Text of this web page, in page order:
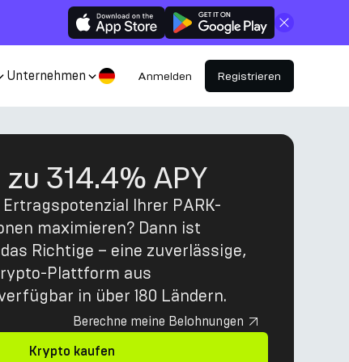
Schließen
Unternehmen Anmelden Registrieren
zu 314.4% APY
Ihrer PARK-
maximieren? Dann ist
Richtige – eine zuverlässige,
Plattform aus
in über 180 Ländern.
Berechne meine Belohnungen
Krypto kaufen